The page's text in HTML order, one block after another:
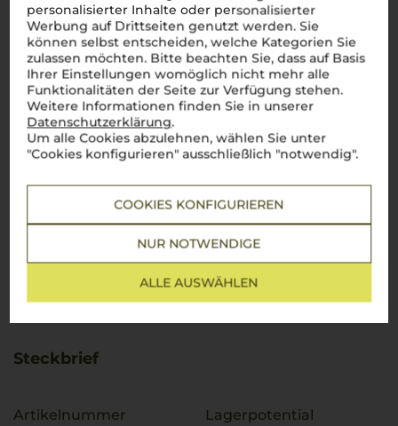
personalisierter Inhalte oder personalisierter
Werbung auf Drittseiten genutzt werden. Sie
können selbst entscheiden, welche Kategorien Sie
zulassen möchten. Bitte beachten Sie, dass auf Basis
Ihrer Einstellungen womöglich nicht mehr alle
Funktionalitäten der Seite zur Verfügung stehen.
Weitere Informationen finden Sie in unserer
Datenschutzerklärung.
Um alle Cookies abzulehnen, wählen Sie unter
"Cookies konfigurieren" ausschließlich "notwendig".
COOKIES KONFIGURIEREN
NUR NOTWENDIGE
ALLE AUSWÄHLEN
Steckbrief
Artikelnummer
Lagerpotential